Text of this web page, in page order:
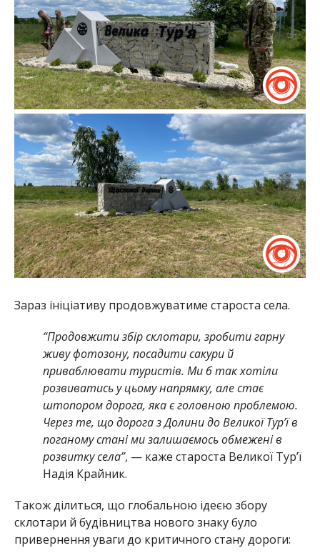
Зараз ініціативу продовжуватиме староста села.
“Продовжити збір склотари, зробити гарну
живу фотозону, посадити сакури й
приваблювати туристів. Ми б так хотіли
розвиватись у цьому напрямку, але стає
штопором дорога, яка є головною проблемою.
Через те, що дорога з Долини до Великої Тур’ї в
поганому стані ми залишаємось обмежені в
розвитку села”, — каже староста Великої Тур’ї
Надія Крайник.
Також ділиться, що глобальною ідеєю збору
склотари й будівництва нового знаку було
привернення уваги до критичного стану дороги: